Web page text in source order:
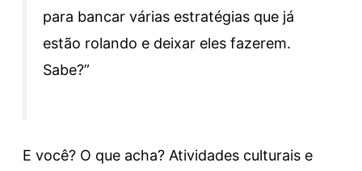
para bancar várias estratégias que já
estão rolando e deixar eles fazerem.
Sabe?”
E você? O que acha? Atividades culturais e